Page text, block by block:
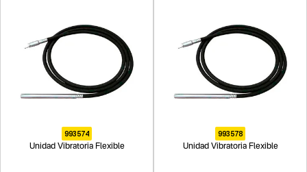
993574
Unidad Vibratoria Flexible
993578
Unidad Vibratoria Flexible